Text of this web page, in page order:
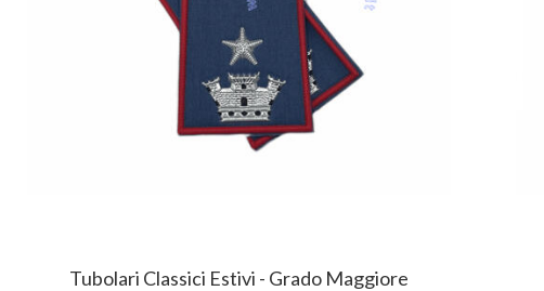
Tubolari Classici Estivi - Grado Maggiore